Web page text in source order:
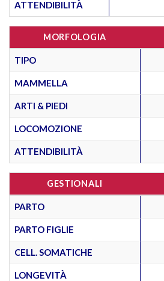
ATTENDIBILITÀ
MORFOLOGIA
TIPO
MAMMELLA
ARTI & PIEDI
LOCOMOZIONE
ATTENDIBILITÀ
GESTIONALI
PARTO
PARTO FIGLIE
CELL. SOMATICHE
LONGEVITÀ